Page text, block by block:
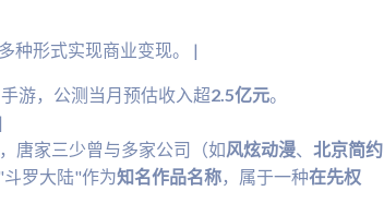
种形式实现商业变现。 |
游，公测当月预估收入超2.5亿元。
唐家三少曾与多家公司（如风炫动漫、 北京简约
罗大陆"作为知名作品名称，属于一种在先权